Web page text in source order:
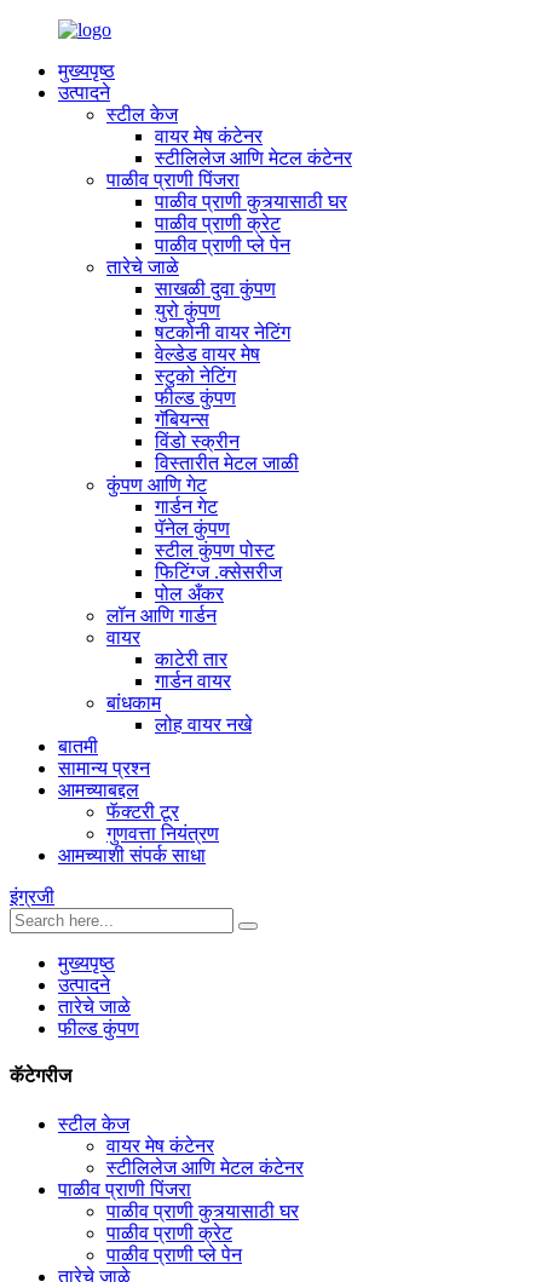
मुख्यपृष्ठ
उत्पादने
स्टील केज
वायर मेष कंटेनर
स्टीलिलेज आणि मेटल कंटेनर
पाळीव प्राणी पिंजरा
पाळीव प्राणी कुत्र्यासाठी घर
पाळीव प्राणी क्रेट
पाळीव प्राणी प्ले पेन
तारेचे जाळे
साखळी दुवा कुंपण
युरो कुंपण
षटकोनी वायर नेटिंग
वेल्डेड वायर मेष
स्टुको नेटिंग
फील्ड कुंपण
गॅबियन्स
विंडो स्क्रीन
विस्तारीत मेटल जाळी
कुंपण आणि गेट
गार्डन गेट
पॅनेल कुंपण
स्टील कुंपण पोस्ट
फिटिंग्ज .क्सेसरीज
पोल अँकर
लॉन आणि गार्डन
वायर
काटेरी तार
गार्डन वायर
बांधकाम
लोह वायर नखे
बातमी
सामान्य प्रश्न
आमच्याबद्दल
फॅक्टरी टूर
गुणवत्ता नियंत्रण
आमच्याशी संपर्क साधा
इंग्रजी
मुख्यपृष्ठ
उत्पादने
तारेचे जाळे
फील्ड कुंपण
कॅटेगरीज
स्टील केज
वायर मेष कंटेनर
स्टीलिलेज आणि मेटल कंटेनर
पाळीव प्राणी पिंजरा
पाळीव प्राणी कुत्र्यासाठी घर
पाळीव प्राणी क्रेट
पाळीव प्राणी प्ले पेन
तारेचे जाळे